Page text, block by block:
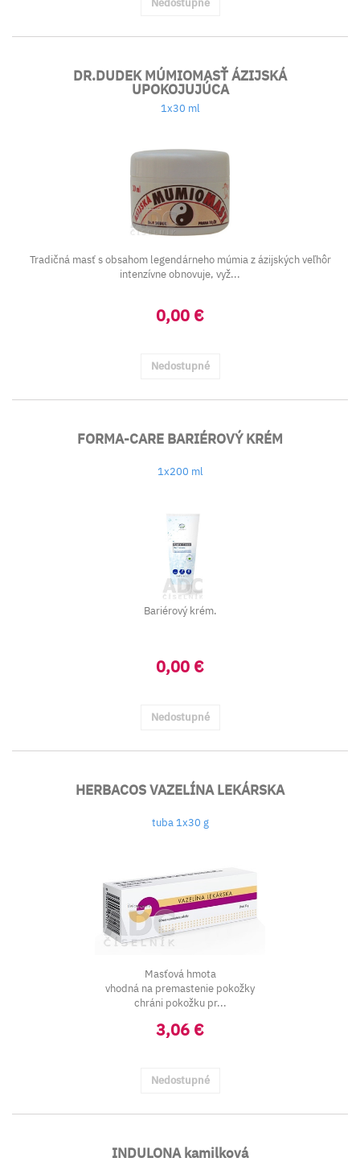
Nedostupné
DR.DUDEK MÚMIOMASŤ ÁZIJSKÁ
UPOKOJUJÚCA
1x30 ml
Tradičná masť s obsahom legendárneho múmia z ázijských veľhôr
intenzívne obnovuje, vyž...
0,00 €
Nedostupné
FORMA-CARE BARIÉROVÝ KRÉM
1x200 ml
Bariérový krém.
0,00 €
Nedostupné
HERBACOS VAZELÍNA LEKÁRSKA
tuba 1x30 g
Masťová hmota
vhodná na premastenie pokožky
chráni pokožku pr...
3,06 €
Nedostupné
INDULONA kamilková